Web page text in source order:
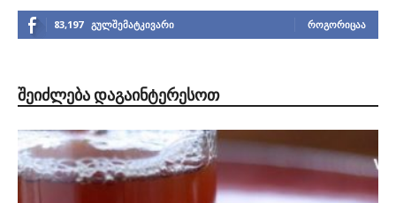
83,197 გულშემატკივარი ᲠᲝᲒᲝᲠᲘᲪᲐᲐ
ᲨᲔᲘᲫᲚᲔᲑᲐ ᲓᲐᲒᲐᲘᲜᲢᲔᲠᲔᲡᲝᲗ